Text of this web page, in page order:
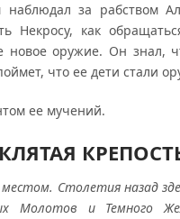
наблюдал за рабством
Некросу, как
новое оружие. Он знал,
что ее дети стали
ее мучений.
местом. Столетия назад
Молотов и Темного